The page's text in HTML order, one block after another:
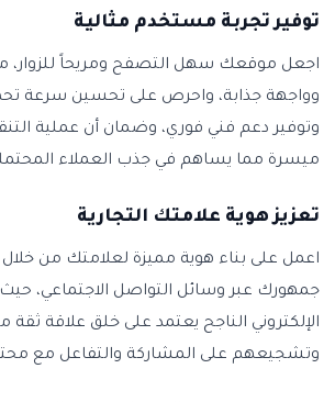
توفير تجربة مستخدم مثالية
اجعل موقعك سهل التصفح ومريحاً
وواجهة جذابة، واحرص على تحسين سرعة
وتوفير دعم فني فوري، وضمان أن عملية
ميسرة مما يساهم في جذب العملاء
تعزيز هوية علامتك التجارية
اعمل على بناء هوية مميزة لعلامتك من خلال
جمهورك عبر وسائل التواصل الاجتماعي،
الإلكتروني الناجح يعتمد على خلق علاقة ثقة
وتشجيعهم على المشاركة والتفاعل مع